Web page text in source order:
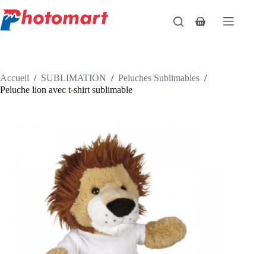
au
contenu
Panier
Accueil / SUBLIMATION / Peluches Sublimables /
Peluche lion avec t-shirt sublimable